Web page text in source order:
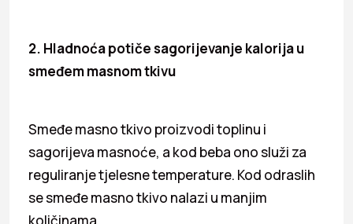
2. Hladnoća potiče sagorijevanje kalorija u
smeđem masnom tkivu
Smeđe masno tkivo proizvodi toplinu i
sagorijeva masnoće, a kod beba ono služi za
reguliranje tjelesne temperature. Kod odraslih
se smeđe masno tkivo nalazi u manjim
količinama.